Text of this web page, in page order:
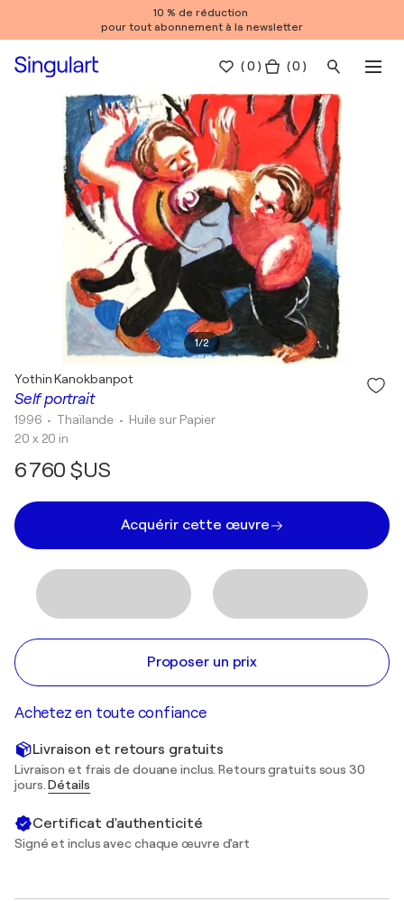
10 % de réduction
pour tout abonnement à la newsletter
(0 ) ( 0 )
1/2
Self portrait
Yothin Kanokbanpot
1996 • Thaïlande • Huile sur Papier
20 x 20 in
6 760 $US
Acquérir cette œuvre
Proposer un prix
Achetez en toute confiance
Livraison et retours gratuits
Livraison et frais de douane inclus. Retours gratuits sous 30
jours.Détails
Certificat d'authenticité
Signé et inclus avec chaque œuvre d'art